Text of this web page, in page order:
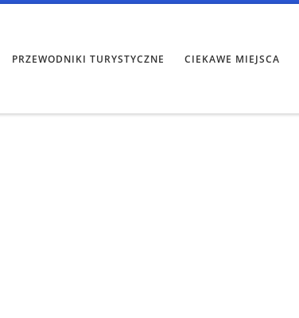
PRZEWODNIKI TURYSTYCZNE CIEKAWE MIEJSCA